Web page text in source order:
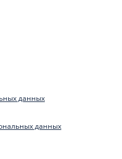
данных
данных